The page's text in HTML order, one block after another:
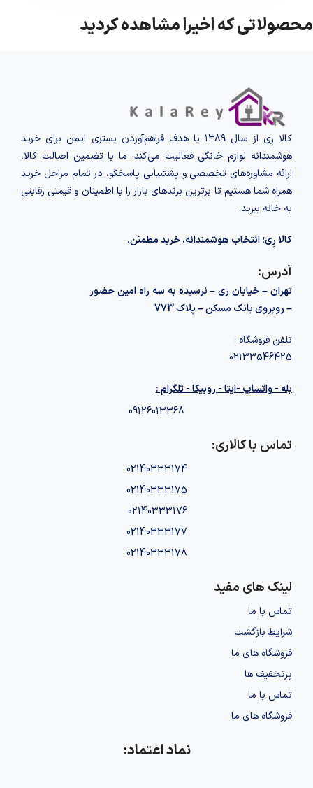
محصولاتی که اخیرا مشاهده کردید
کالا رِی از سال ۱۳۸۹ با هدف فراهم‌آوردن بستری ایمن برای خرید
هوشمندانه لوازم خانگی فعالیت می‌کند. ما با تضمین اصالت کالا،
ارائه مشاوره‌های تخصصی و پشتیبانی پاسخگو، در تمام مراحل خرید
همراه شما هستیم تا برترین برندهای بازار را با اطمینان و قیمتی رقابتی
به خانه‌ ببرید.
کالا رِی؛ انتخاب هوشمندانه، خرید مطمئن.
آدرس:
تهران – خیابان ری – نرسیده به سه راه امین حضور
– روبروی بانک مسکن – پلاک 773
تلفن فروشگاه :
02133546425
بله - واتساپ -ایتا - روبیکا - تلگرام :
09126013368
تماس با کالاری:
02140333174
02140333175
02140333176
02140333177
02140333178
لینک های مفید
تماس با ما
شرایط بازگشت
فروشگاه های ما
پرتخفیف ها
تماس با ما
فروشگاه های ما
نماد اعتماد: